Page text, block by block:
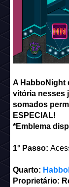
A HabboNight
vitória nesses
somados
ESPECIAL!
*Emblema
1° Passo:
Quarto:
Proprietário: